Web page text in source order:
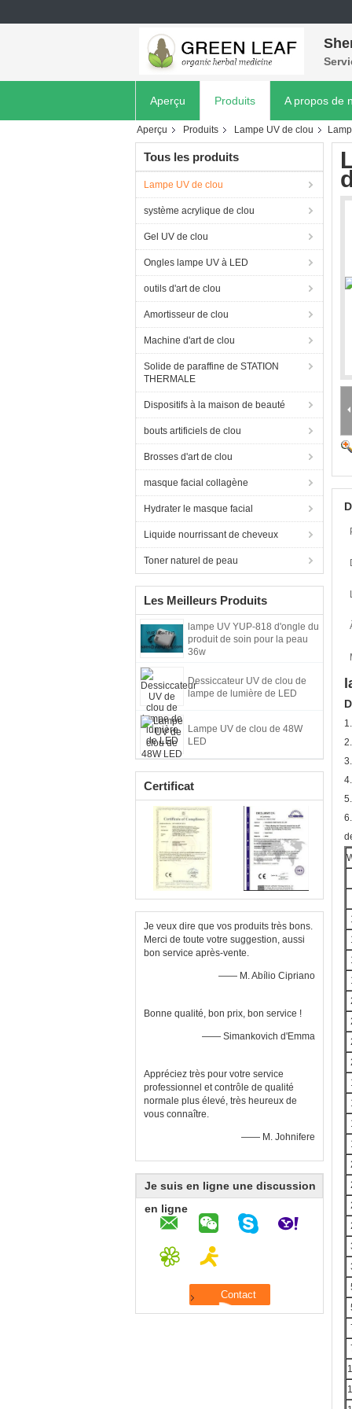
Aperçu Produits A propos de
Aperçu Produits Lampe UV de clou
Tous les produits
Lampe UV de clou
système acrylique de clou
Gel UV de clou
Ongles lampe UV à LED
outils d'art de clou
Amortisseur de clou
Machine d'art de clou
Solide de paraffine de STATION
THERMALE
Dispositifs à la maison de beauté
bouts artificiels de clou
Brosses d'art de clou
masque facial collagène
Hydrater le masque facial
Liquide nourrissant de cheveux
Toner naturel de peau
Les Meilleurs Produits
lampe UV YUP-818 d'ongle du
produit de soin pour la peau
36w
Dessiccateur UV de clou de
lampe de lumière de LED
Lampe UV de clou de 48W
LED
Certificat
Je veux dire que vos produits très bons.
Merci de toute votre suggestion, aussi
bon service après-vente.
—— M. Abílio Cipriano
Bonne qualité, bon prix, bon service !
—— Simankovich d'Emma
Appréciez très pour votre service
professionnel et contrôle de qualité
normale plus élevé, très heureux de
vous connaître.
—— M. Johnifere
Je suis en ligne une discussion
en ligne